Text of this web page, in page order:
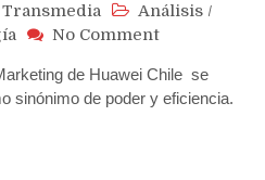
Transmedia Análisis /
No Commenton
Chile
crea
de Huawei Chile se
sinónimo de poder y eficiencia.